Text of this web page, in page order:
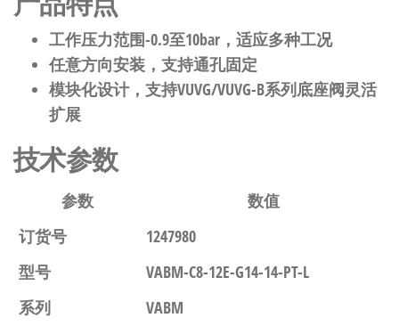
工作压力范围-0.9至10bar，适应多种工况
任意方向安装，支持通孔固定
模块化设计，支持VUVG/VUVG-B系列底座阀灵活
扩展
技术参数
参数
数值
订货号
1247980
型号
VABM-C8-12E-G14-14-PT-L
系列
VABM